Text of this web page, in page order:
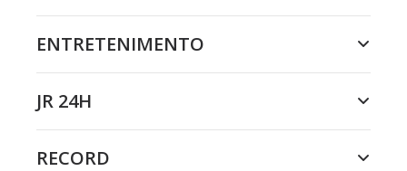
ENTRETENIMENTO
JR 24H
RECORD